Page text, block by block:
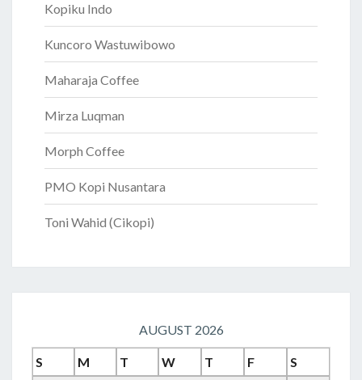
Kopiku Indo
Kuncoro Wastuwibowo
Maharaja Coffee
Mirza Luqman
Morph Coffee
PMO Kopi Nusantara
Toni Wahid (Cikopi)
AUGUST 2026
S M T W T F S